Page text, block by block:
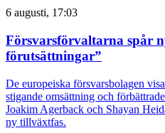
6 augusti, 17:03
Försvarsförvaltarna spår
förutsättningar”
De europeiska försvarsbolagen
stigande omsättning och
Joakim Agerback och Shayan
ny tillväxtfas.